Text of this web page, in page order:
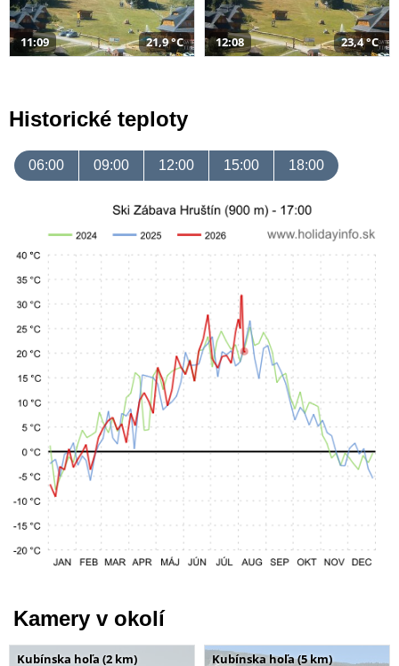
11:09 21,9 °C 12:08 23,4 °C
Historické teploty
06:00 09:00 12:00 15:00 18:00
Kamery v okolí
Kubínska hoľa (2 km) Kubínska hoľa (5 km)